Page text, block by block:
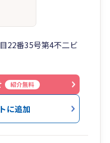
22番35号第4不二ビ
紹介無料
に追加